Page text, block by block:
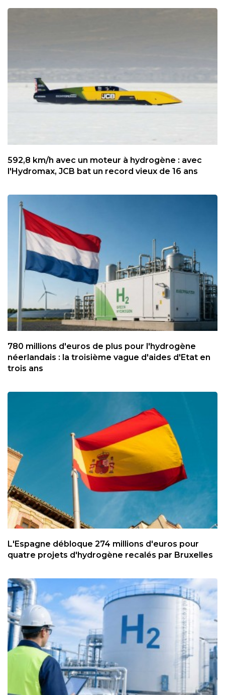
592,8 km/h avec un moteur à hydrogène : avec
l'Hydromax, JCB bat un record vieux de 16 ans
780 millions d'euros de plus pour l'hydrogène
néerlandais : la troisième vague d'aides d'Etat en
trois ans
L'Espagne débloque 274 millions d'euros pour
quatre projets d'hydrogène recalés par Bruxelles